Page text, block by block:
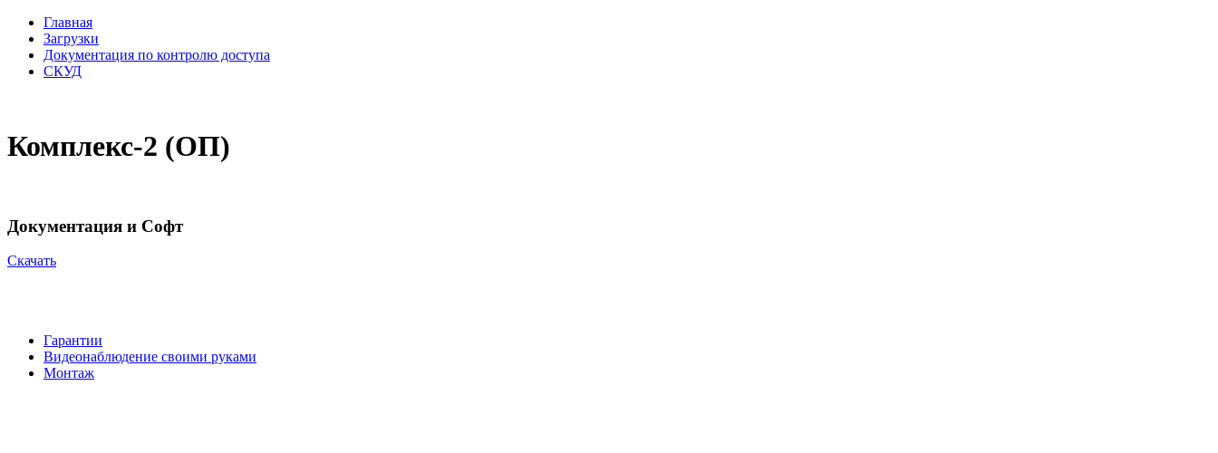
Главная
Загрузки
Документация по контролю доступа
СКУД
Комплекс-2 (ОП)
Документация и Софт
Cкачать
Гарантии
Видеонаблюдение своими руками
Монтаж